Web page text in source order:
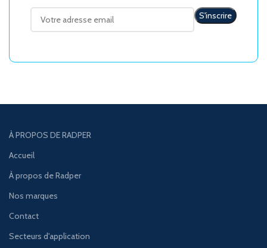
À PROPOS DE RADPER
Accueil
À propos de Radper
Nos marques
Contact
Secteurs d'application